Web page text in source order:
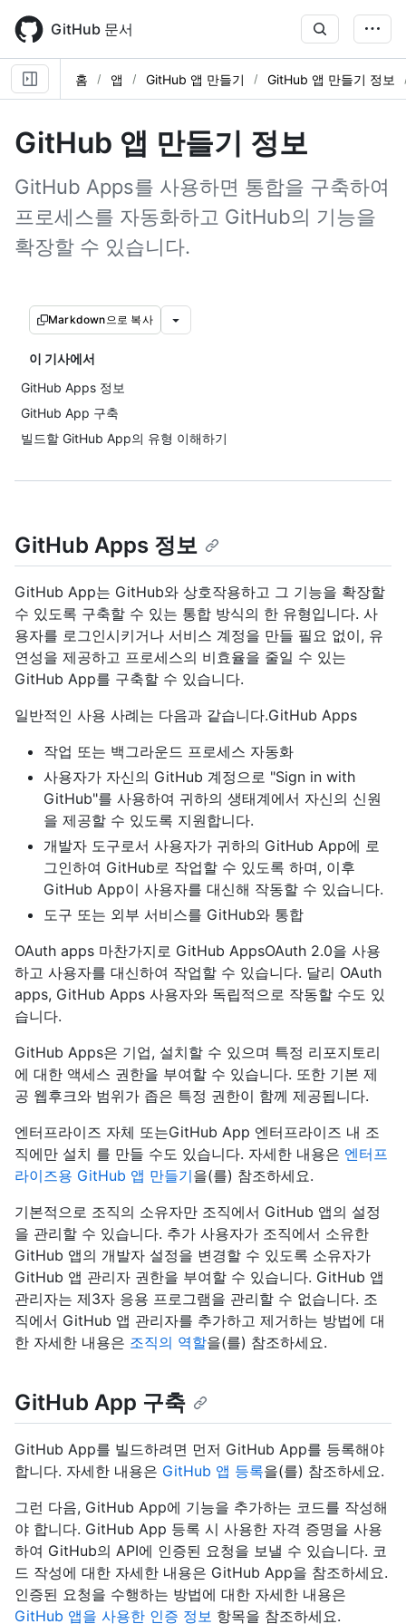
main
content
GitHub 문서
홈 앱 GitHub 앱 만들기 GitHub 앱 만들기 정보
GitHub 앱 만들기 정보
GitHub Apps를 사용하면 통합을 구축하여
프로세스를 자동화하고 GitHub의 기능을
확장할 수 있습니다.
Markdown으로 복사
이 기사에서
GitHub Apps 정보
GitHub App 구축
빌드할 GitHub App의 유형 이해하기
GitHub Apps 정보
GitHub App는 GitHub와 상호작용하고 그 기능을 확장할
수 있도록 구축할 수 있는 통합 방식의 한 유형입니다. 사
용자를 로그인시키거나 서비스 계정을 만들 필요 없이, 유
연성을 제공하고 프로세스의 비효율을 줄일 수 있는
GitHub App를 구축할 수 있습니다.
일반적인 사용 사례는 다음과 같습니다.GitHub Apps
작업 또는 백그라운드 프로세스 자동화
사용자가 자신의 GitHub 계정으로 "Sign in with
GitHub"를 사용하여 귀하의 생태계에서 자신의 신원
을 제공할 수 있도록 지원합니다.
개발자 도구로서 사용자가 귀하의 GitHub App에 로
그인하여 GitHub로 작업할 수 있도록 하며, 이후
GitHub App이 사용자를 대신해 작동할 수 있습니다.
도구 또는 외부 서비스를 GitHub와 통합
OAuth apps 마찬가지로 GitHub AppsOAuth 2.0을 사용
하고 사용자를 대신하여 작업할 수 있습니다. 달리 OAuth
apps, GitHub Apps 사용자와 독립적으로 작동할 수도 있
습니다.
GitHub Apps은 기업, 설치할 수 있으며 특정 리포지토리
에 대한 액세스 권한을 부여할 수 있습니다. 또한 기본 제
공 웹후크와 범위가 좁은 특정 권한이 함께 제공됩니다.
엔터프라이즈 자체 또는GitHub App 엔터프라이즈 내 조
직에만 설치 를 만들 수도 있습니다. 자세한 내용은 엔터프
라이즈용 GitHub 앱 만들기을(를) 참조하세요.
기본적으로 조직의 소유자만 조직에서 GitHub 앱의 설정
을 관리할 수 있습니다. 추가 사용자가 조직에서 소유한
GitHub 앱의 개발자 설정을 변경할 수 있도록 소유자가
GitHub 앱 관리자 권한을 부여할 수 있습니다. GitHub 앱
관리자는 제3자 응용 프로그램을 관리할 수 없습니다. 조
직에서 GitHub 앱 관리자를 추가하고 제거하는 방법에 대
한 자세한 내용은 조직의 역할을(를) 참조하세요.
GitHub App 구축
GitHub App를 빌드하려면 먼저 GitHub App를 등록해야
합니다. 자세한 내용은 GitHub 앱 등록을(를) 참조하세요.
그런 다음, GitHub App에 기능을 추가하는 코드를 작성해
야 합니다. GitHub App 등록 시 사용한 자격 증명을 사용
하여 GitHub의 API에 인증된 요청을 보낼 수 있습니다. 코
드 작성에 대한 자세한 내용은 GitHub App을 참조하세요.
인증된 요청을 수행하는 방법에 대한 자세한 내용은
GitHub 앱을 사용한 인증 정보 항목을 참조하세요.